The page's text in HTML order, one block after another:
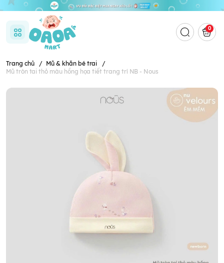
0
Trang chủ / Mũ & khăn bé trai
/
Mũ tròn tai thỏ màu hồng họa tiết trang trí NB - Nous